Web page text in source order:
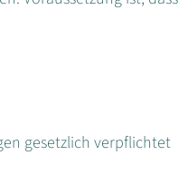
gesetzlich verpflichtet